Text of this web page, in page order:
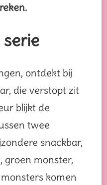
ontdekt bij
die verstopt zit
blijkt de
twee
snackbar,
groen monster,
komen